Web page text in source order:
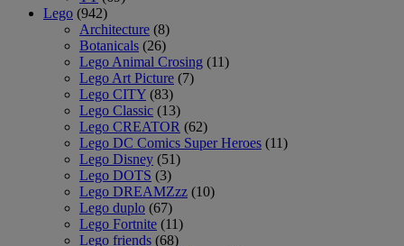
Lego (942)
Architecture (8)
Botanicals (26)
Lego Animal Crosing (11)
Lego Art Picture (7)
Lego CITY (83)
Lego Classic (13)
Lego CREATOR (62)
Lego DC Comics Super Heroes (11)
Lego Disney (51)
Lego DOTS (3)
Lego DREAMZzz (10)
Lego duplo (67)
Lego Fortnite (11)
Lego friends (68)